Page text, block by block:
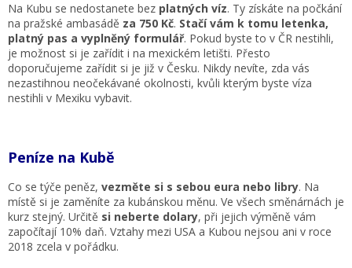
Na Kubu se nedostanete bez platných víz. Ty získáte na počkání
na pražské ambasádě za 750 Kč. Stačí vám k tomu letenka,
platný pas a vyplněný formulář. Pokud byste to v ČR nestihli,
je možnost si je zařídit i na mexickém letišti. Přesto
doporučujeme zařídit si je již v Česku. Nikdy nevíte, zda vás
nezastihnou neočekávané okolnosti, kvůli kterým byste víza
nestihli v Mexiku vybavit.
Peníze na Kubě
Co se týče peněz, vezměte si s sebou eura nebo libry. Na
místě si je zaměníte za kubánskou měnu. Ve všech směnárnách je
kurz stejný. Určitě si neberte dolary, při jejich výměně vám
započítají 10% daň. Vztahy mezi USA a Kubou nejsou ani v roce
2018 zcela v pořádku.